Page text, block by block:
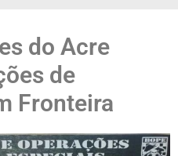
do Acre
de
Fronteira